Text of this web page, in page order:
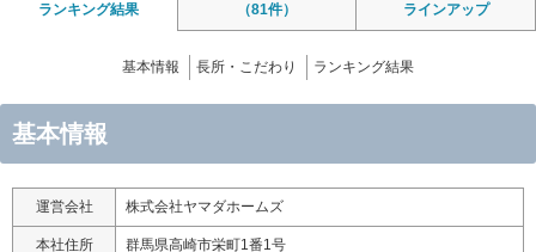
ランキング結果
（81件）
ラインアップ
基本情報 長所・こだわり ランキング結果
基本情報
運営会社 株式会社ヤマダホームズ
本社住所 群馬県高崎市栄町1番1号